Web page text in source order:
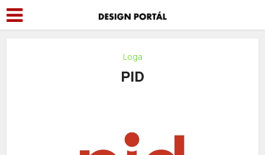
Loga
PID